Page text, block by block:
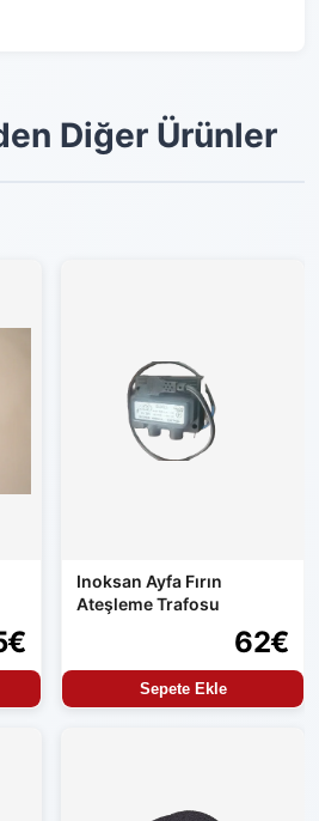
Diğer Ürünler
Inoksan Ayfa Fırın
Ateşleme Trafosu
62€
Sepete Ekle